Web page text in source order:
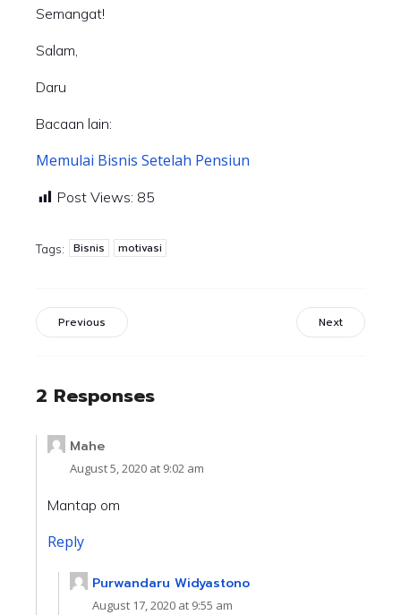
Semangat!
Salam,
Daru
Bacaan lain:
Memulai Bisnis Setelah Pensiun
Post Views: 85
Tags: Bisnis motivasi
Previous Next
2 Responses
Mahe
August 5, 2020 at 9:02 am
Mantap om
Reply
Purwandaru Widyastono
August 17, 2020 at 9:55 am